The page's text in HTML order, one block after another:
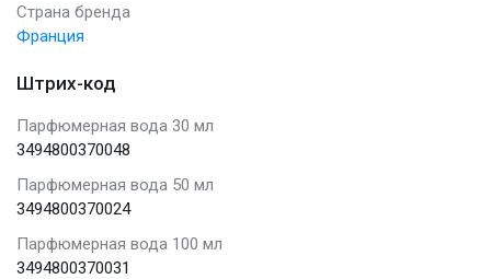
Страна бренда
Франция
Штрих-код
Парфюмерная вода 30 мл
3494800370048
Парфюмерная вода 50 мл
3494800370024
Парфюмерная вода 100 мл
3494800370031